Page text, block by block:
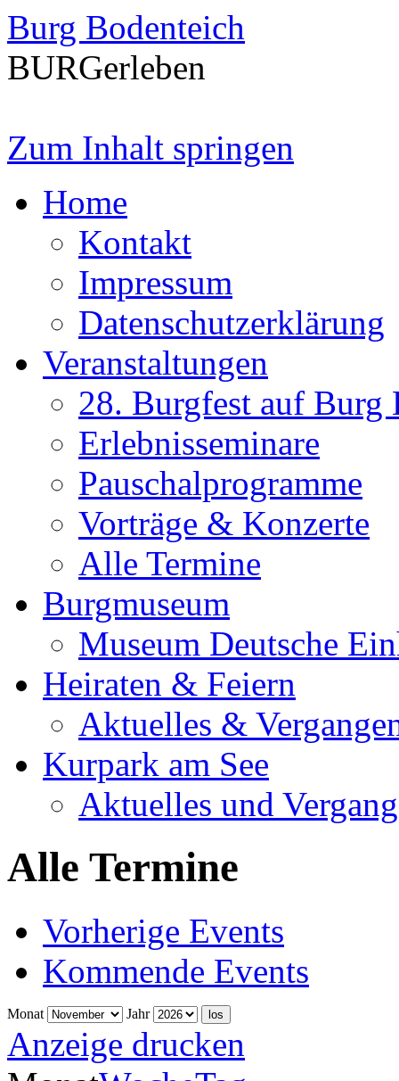
Burg Bodenteich
BURGerleben
Zum Inhalt springen
Home
Kontakt
Impressum
Datenschutzerklärung
Veranstaltungen
28. Burgfest auf Burg
Erlebnisseminare
Pauschalprogramme
Vorträge & Konzerte
Alle Termine
Burgmuseum
Museum Deutsche
Heiraten & Feiern
Aktuelles &
Kurpark am See
Aktuelles und
Alle Termine
Vorherige Events
Kommende Events
Monat Jahr
Anzeige drucken